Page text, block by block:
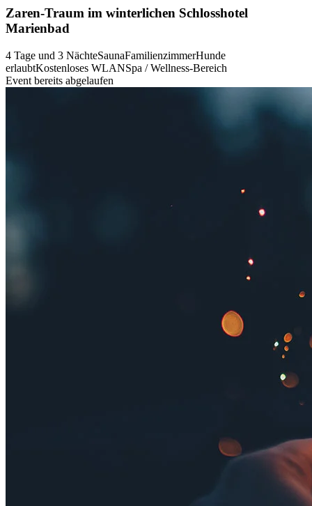
Zaren-Traum im winterlichen Schlosshotel
Marienbad
4 Tage und 3 NächteSaunaFamilienzimmerHunde
erlaubtKostenloses WLANSpa / Wellness-Bereich
Event bereits abgelaufen